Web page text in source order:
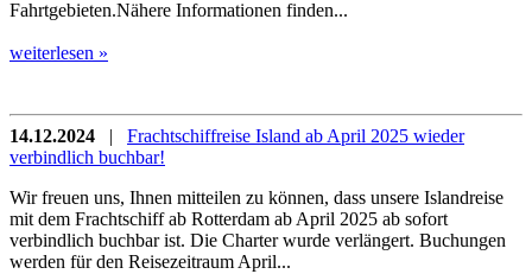
Fahrtgebieten.Nähere Informationen finden...
weiterlesen »
14.12.2024 | Frachtschiffreise Island ab April 2025 wieder
verbindlich buchbar!
Wir freuen uns, Ihnen mitteilen zu können, dass unsere Islandreise
mit dem Frachtschiff ab Rotterdam ab April 2025 ab sofort
verbindlich buchbar ist. Die Charter wurde verlängert. Buchungen
werden für den Reisezeitraum April...